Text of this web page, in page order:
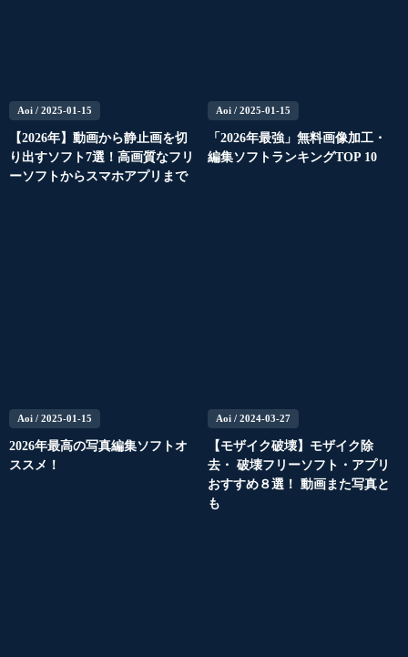
Aoi / 2025-01-15
【2026年】動画から静止画を切
り出すソフト7選！高画質なフリ
ーソフトからスマホアプリまで
Aoi/ 2025-01-15
「2026年最強」無料画像加工・
編集ソフトランキングTOP 10
Aoi / 2025-01-15
2026年最高の写真編集ソフトオ
ススメ！
Aoi/ 2024-03-27
【モザイク破壊】モザイク除
去・ 破壊フリーソフト・アプリ
おすすめ８選！ 動画また写真と
も